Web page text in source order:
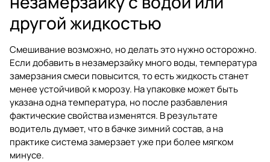
другой жидкостью
Смешивание возможно, но делать это нужно осторожно.
Если добавить в незамерзайку много воды, температура
замерзания смеси повысится, то есть жидкость станет
менее устойчивой к морозу. На упаковке может быть
указана одна температура, но после разбавления
фактические свойства изменятся. В результате
водитель думает, что в бачке зимний состав, а на
практике система замерзает уже при более мягком
минусе.